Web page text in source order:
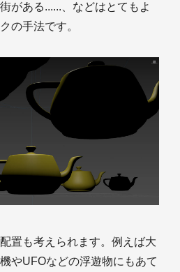
がある......、などはとてもよ
の手法です。
置も考えられます。例えば大
やUFOなどの浮遊物にもあて